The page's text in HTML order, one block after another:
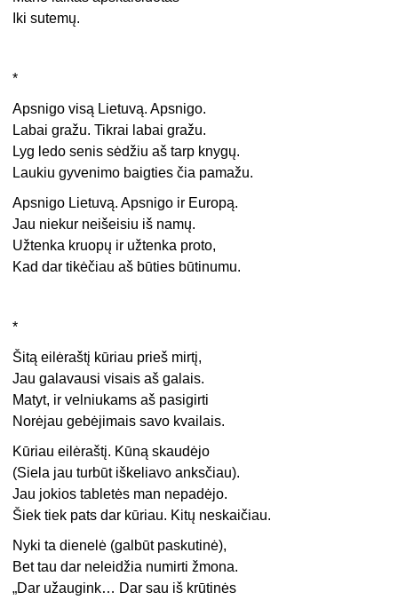
Iki sutemų.
*
Apsnigo visą Lietuvą. Apsnigo.
Labai gražu. Tikrai labai gražu.
Lyg ledo senis sėdžiu aš tarp knygų.
Laukiu gyvenimo baigties čia pamažu.
Apsnigo Lietuvą. Apsnigo ir Europą.
Jau niekur neišeisiu iš namų.
Užtenka kruopų ir užtenka proto,
Kad dar tikėčiau aš būties būtinumu.
*
Šitą eilėraštį kūriau prieš mirtį,
Jau galavausi visais aš galais.
Matyt, ir velniukams aš pasigirti
Norėjau gebėjimais savo kvailais.
Kūriau eilėraštį. Kūną skaudėjo
(Siela jau turbūt iškeliavo anksčiau).
Jau jokios tabletės man nepadėjo.
Šiek tiek pats dar kūriau. Kitų neskaičiau.
Nyki ta dienelė (galbūt paskutinė),
Bet tau dar neleidžia numirti žmona.
„Dar užaugink… Dar sau iš krūtinės